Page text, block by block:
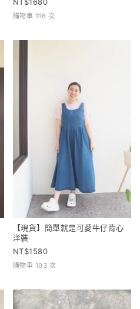
購物車 116 次
【現貨】簡單就是可愛牛仔背心
洋裝
1580
購物車 103 次